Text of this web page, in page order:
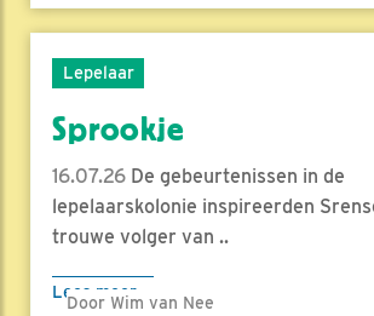
Lepelaar
Sprookje
16.07.26 De gebeurtenissen in de
lepelaarskolonie inspireerden
trouwe volger van ..
Lees meer
Door Wim van Nee